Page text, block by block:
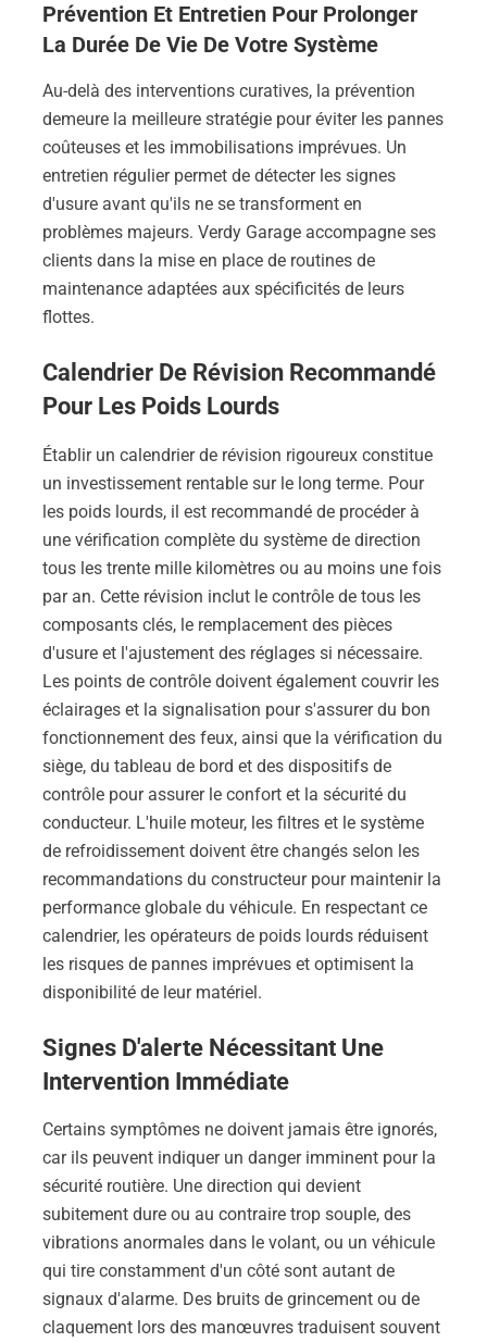
Prévention Et Entretien Pour Prolonger
La Durée De Vie De Votre Système
Au-delà des interventions curatives, la prévention
demeure la meilleure stratégie pour éviter les pannes
coûteuses et les immobilisations imprévues. Un
entretien régulier permet de détecter les signes
d'usure avant qu'ils ne se transforment en
problèmes majeurs. Verdy Garage accompagne ses
clients dans la mise en place de routines de
maintenance adaptées aux spécificités de leurs
flottes.
Calendrier De Révision Recommandé
Pour Les Poids Lourds
Établir un calendrier de révision rigoureux constitue
un investissement rentable sur le long terme. Pour
les poids lourds, il est recommandé de procéder à
une vérification complète du système de direction
tous les trente mille kilomètres ou au moins une fois
par an. Cette révision inclut le contrôle de tous les
composants clés, le remplacement des pièces
d'usure et l'ajustement des réglages si nécessaire.
Les points de contrôle doivent également couvrir les
éclairages et la signalisation pour s'assurer du bon
fonctionnement des feux, ainsi que la vérification du
siège, du tableau de bord et des dispositifs de
contrôle pour assurer le confort et la sécurité du
conducteur. L'huile moteur, les filtres et le système
de refroidissement doivent être changés selon les
recommandations du constructeur pour maintenir la
performance globale du véhicule. En respectant ce
calendrier, les opérateurs de poids lourds réduisent
les risques de pannes imprévues et optimisent la
disponibilité de leur matériel.
Signes D'alerte Nécessitant Une
Intervention Immédiate
Certains symptômes ne doivent jamais être ignorés,
car ils peuvent indiquer un danger imminent pour la
sécurité routière. Une direction qui devient
subitement dure ou au contraire trop souple, des
vibrations anormales dans le volant, ou un véhicule
qui tire constamment d'un côté sont autant de
signaux d'alarme. Des bruits de grincement ou de
claquement lors des manœuvres traduisent souvent